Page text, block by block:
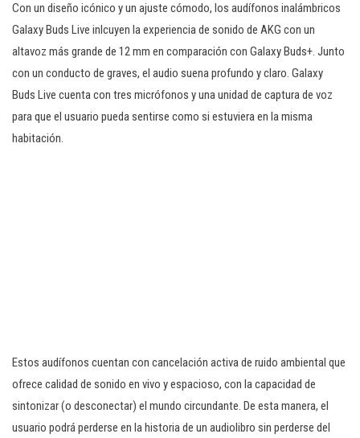
Con un diseño icónico y un ajuste cómodo, los audífonos inalámbricos
Galaxy Buds Live inlcuyen la experiencia de sonido de AKG con un
altavoz más grande de 12 mm en comparación con Galaxy Buds+. Junto
con un conducto de graves, el audio suena profundo y claro. Galaxy
Buds Live cuenta con tres micrófonos y una unidad de captura de voz
para que el usuario pueda sentirse como si estuviera en la misma
habitación.
Estos audífonos cuentan con cancelación activa de ruido ambiental que
ofrece calidad de sonido en vivo y espacioso, con la capacidad de
sintonizar (o desconectar) el mundo circundante. De esta manera, el
usuario podrá perderse en la historia de un audiolibro sin perderse del